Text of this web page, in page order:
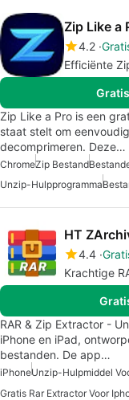
Zip Like a
4.2
Efficiënte
Zip Like a Pro is een
staat stelt om
decomprimeren. Deze…
ChromeZip Bestand
Unzip-Hulpprogramma
HT
4.4
Krachtige
RAR & Zip Extractor -
iPhone en iPad,
bestanden. De app…
iPhoneUnzip-Hulpmiddel
Gratis Rar Extractor Voor